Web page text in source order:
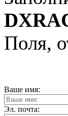
Поля,
Ваше имя:
Эл. почта: